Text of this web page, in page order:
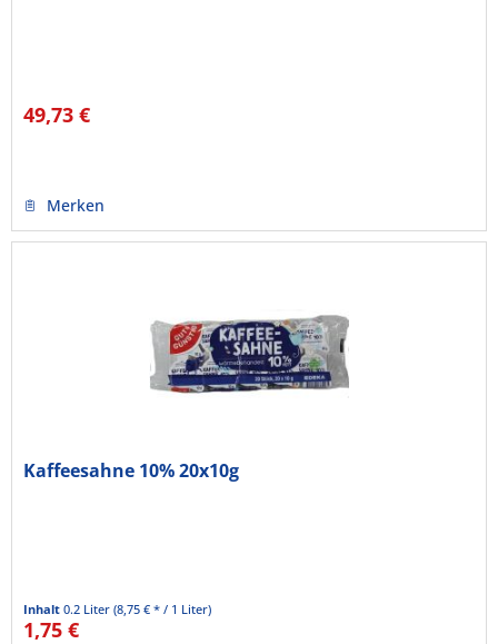
49,73 €
Merken
Kaffeesahne 10% 20x10g
Inhalt0.2 Liter(8,75 € * / 1 Liter)
1,75 €